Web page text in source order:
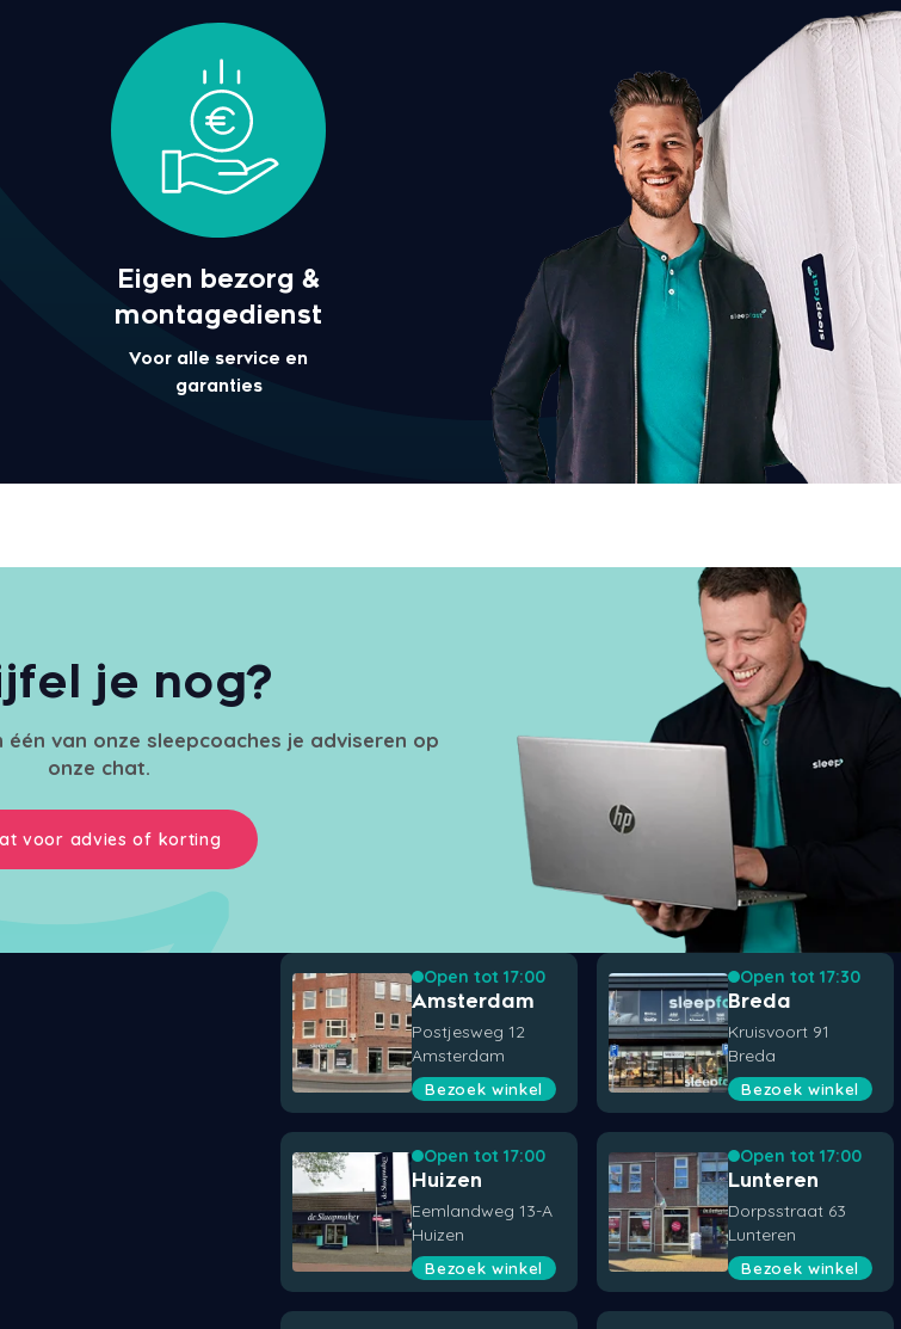
Eigen bezorg &
montagedienst
Voor alle service en
garanties
je nog?
één van onze sleepcoaches je adviseren op
onze chat.
voor advies of korting
Open tot 17:00
Amsterdam
Postjesweg 12
Amsterdam
Bezoek winkel
Open tot 17:30
Breda
Kruisvoort 91
Breda
Bezoek winkel
Open tot 17:00
Huizen
Eemlandweg 13-A
Huizen
Bezoek winkel
Open tot 17:00
Lunteren
Dorpsstraat 63
Lunteren
Bezoek winkel